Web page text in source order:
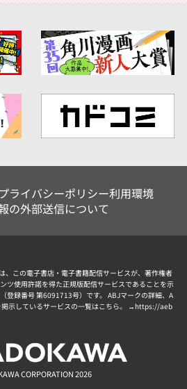
プライバシーポリシー利用環境
の外部送信について
、この電子書店・電子書籍配信サービスが、著作権者
ツ使用許諾を得た正規版配信サービスであることを示
登録番号 第6091713号）です。 ABJマークの詳細、A
示しているサービスの一覧はこちら。 → https://aeb
CORPORATION 2026